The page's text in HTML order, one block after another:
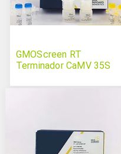
GMOScreen RT
Terminador CaMV 35S